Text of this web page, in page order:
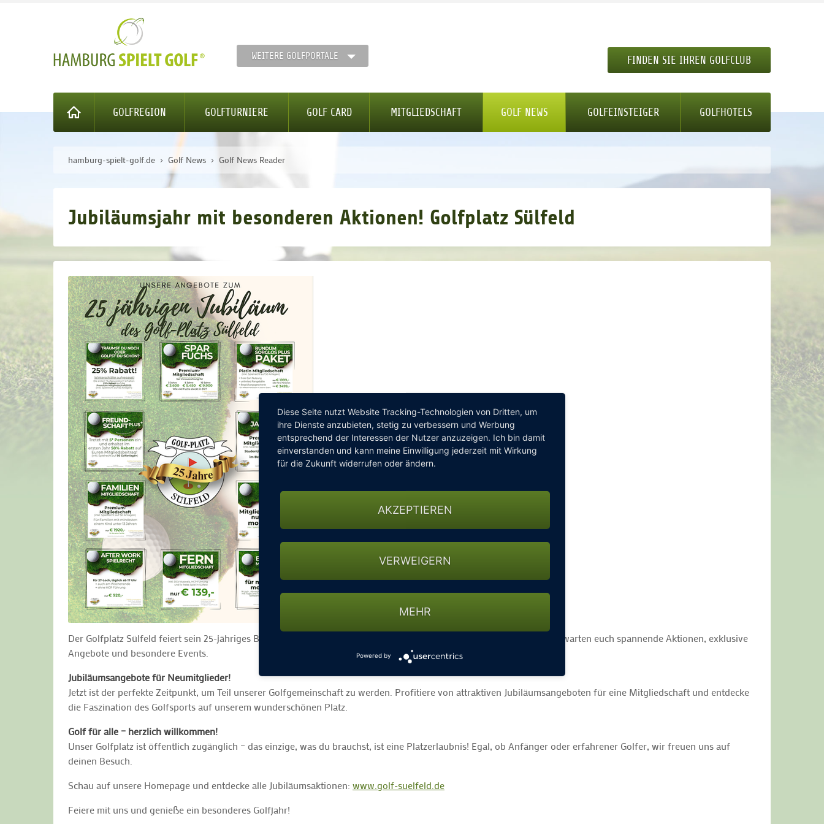
WEITERE GOLFPORTALE FINDEN SIE IHREN GOLFCLUB
GOLFREGION GOLFTURNIERE GOLF CARD MITGLIEDSCHAFT GOLF NEWS GOLFEINSTEIGER GOLFHOTELS
hamburg-spielt-golf.de Golf News Golf News Reader
Jubiläumsjahr mit besonderen Aktionen! Golfplatz Sülfeld
Der Golfplatz Sülfeld feiert sein 25-jähriges Bestehen – und das wollen wir mit euch feiern! Jeden 25. eines Monats erwarten euch spannende Aktionen, exklusive
Angebote und besondere Events.
Jubiläumsangebote für Neumitglieder!
Jetzt ist der perfekte Zeitpunkt, um Teil unserer Golfgemeinschaft zu werden. Profitiere von attraktiven Jubiläumsangeboten für eine Mitgliedschaft und entdecke
die Faszination des Golfsports auf unserem wunderschönen Platz.
Golf für alle – herzlich willkommen!
Unser Golfplatz ist öffentlich zugänglich – das einzige, was du brauchst, ist eine Platzerlaubnis! Egal, ob Anfänger oder erfahrener Golfer, wir freuen uns auf
deinen Besuch.
Schau auf unsere Homepage und entdecke alle Jubiläumsaktionen: www.golf-suelfeld.de
Feiere mit uns und genieße ein besonderes Golfjahr!
Diese Seite nutzt Website Tracking-Technologien von Dritten, um
ihre Dienste anzubieten, stetig zu verbessern und Werbung
entsprechend der Interessen der Nutzer anzuzeigen. Ich bin damit
einverstanden und kann meine Einwilligung jederzeit mit Wirkung
für die Zukunft widerrufen oder ändern.
AKZEPTIEREN
VERWEIGERN
MEHR
Powered by